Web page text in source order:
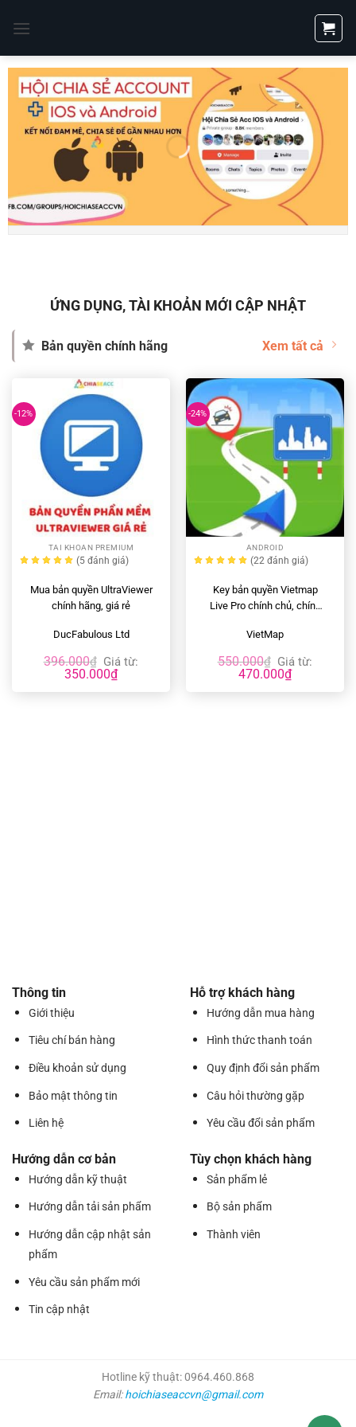
qua
dung
ỨNG DỤNG, TÀI KHOẢN MỚI CẬP NHẬT
Bản quyền chính hãng Xem tất cả
-12%
TAI KHOAN PREMIUM
(5 đánh giá)
Mua bản quyền UltraViewer
chính hãng, giá rẻ
DucFabulous Ltd
396.000₫ Giá từ:
350.000₫
-24%
ANDROID
(22 đánh giá)
Key bản quyền Vietmap
Live Pro chính chủ, chính
VietMap
550.000₫ Giá từ:
470.000₫
Thông tin
Giới thiệu
Tiêu chí bán hàng
Điều khoản sử dụng
Bảo mật thông tin
Liên hệ
Hỗ trợ khách hàng
Hướng dẫn mua hàng
Hình thức thanh toán
Quy định đổi sản phẩm
Câu hỏi thường gặp
Yêu cầu đổi sản phẩm
Hướng dẫn cơ bản
Hướng dẫn kỹ thuật
Hướng dẫn tải sản phẩm
Hướng dẫn cập nhật sản
phẩm
Yêu cầu sản phẩm mới
Tin cập nhật
Tùy chọn khách hàng
Sản phẩm lẻ
Bộ sản phẩm
Thành viên
Hotline kỹ thuật: 0964.460.868
Email:hoichiaseaccvn@gmail.com